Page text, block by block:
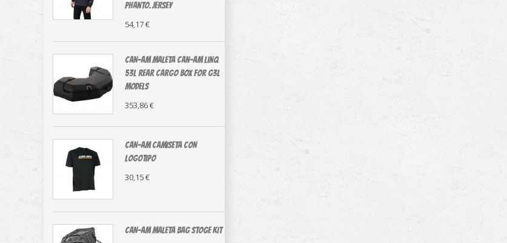
Phanto.Jersey
54,17 €
CAN-AM MALETA Can-Am LinQ
53L Rear Cargo Box For G3L
Models
353,86 €
CAN-AM CAMISETA CON
LOGOTIPO
30,15 €
CAN-AM MALETA BAG STOGE KIT